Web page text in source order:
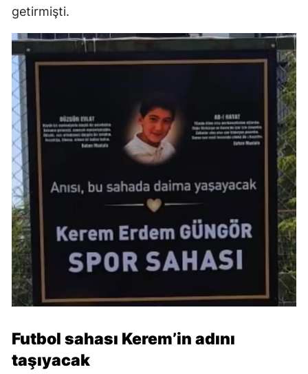
getirmişti.
Futbol sahası Kerem’in adını
taşıyacak